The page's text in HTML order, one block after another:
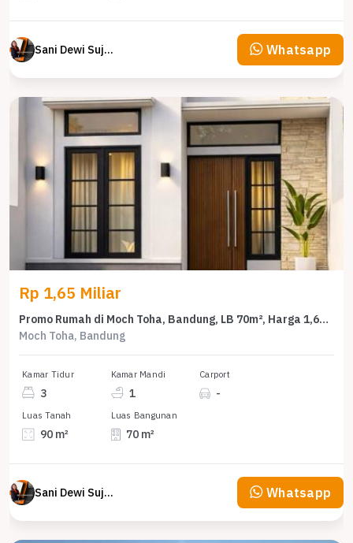
Sani Dewi Sujono Whatsapp
Rp 1,65 Miliar
Promo Rumah di Moch Toha, Bandung, LB 70m², Harga 1,65 Miliar
Moch Toha, Bandung
Kamar Tidur
3
Kamar Mandi
1
Carport
-
Luas Tanah
90 m²
Luas Bangunan
70 m²
Sani Dewi Sujono Whatsapp